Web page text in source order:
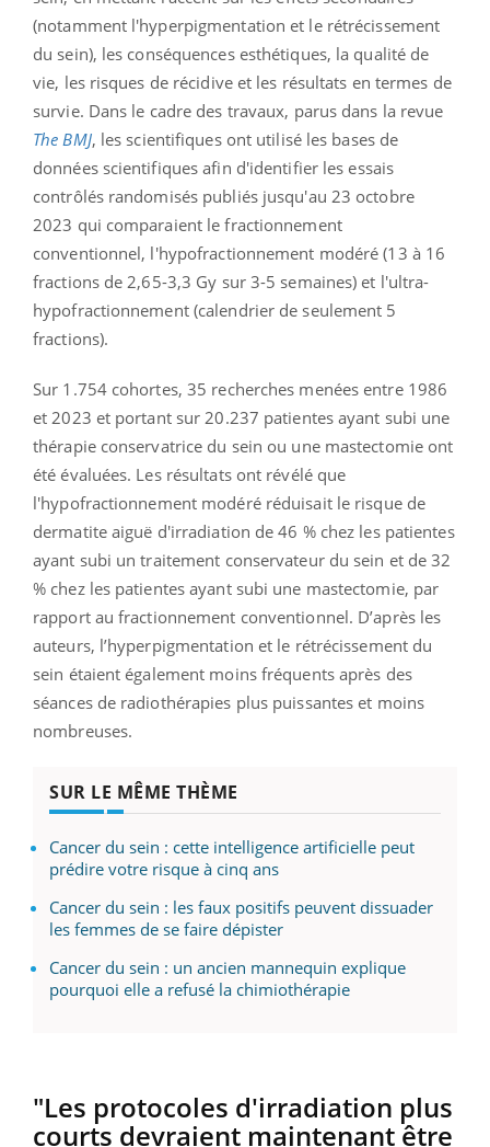
(notamment l'hyperpigmentation et le rétrécissement
du sein), les conséquences esthétiques, la qualité de
vie, les risques de récidive et les résultats en termes de
survie. Dans le cadre des travaux, parus dans la revue
The BMJ, les scientifiques ont utilisé les bases de
données scientifiques afin d'identifier les essais
contrôlés randomisés publiés jusqu'au 23 octobre
2023 qui comparaient le fractionnement
conventionnel, l'hypofractionnement modéré (13 à 16
fractions de 2,65-3,3 Gy sur 3-5 semaines) et l'ultra-
hypofractionnement (calendrier de seulement 5
fractions).
Sur 1.754 cohortes, 35 recherches menées entre 1986
et 2023 et portant sur 20.237 patientes ayant subi une
thérapie conservatrice du sein ou une mastectomie ont
été évaluées. Les résultats ont révélé que
l'hypofractionnement modéré réduisait le risque de
dermatite aiguë d'irradiation de 46 % chez les patientes
ayant subi un traitement conservateur du sein et de 32
% chez les patientes ayant subi une mastectomie, par
rapport au fractionnement conventionnel. D’après les
auteurs, l’hyperpigmentation et le rétrécissement du
sein étaient également moins fréquents après des
séances de radiothérapies plus puissantes et moins
nombreuses.
SUR LE MÊME THÈME
Cancer du sein : cette intelligence artificielle peut
prédire votre risque à cinq ans
Cancer du sein : les faux positifs peuvent dissuader
les femmes de se faire dépister
Cancer du sein : un ancien mannequin explique
pourquoi elle a refusé la chimiothérapie
"Les protocoles d'irradiation plus
courts devraient maintenant être